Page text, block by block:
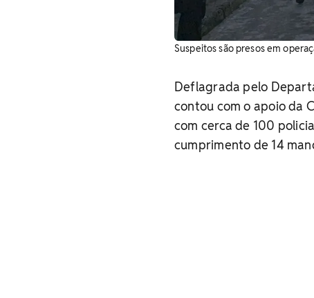
Suspeitos são presos em
Deflagrada pelo
contou com o apoio da
com cerca de 100
cumprimento de 14